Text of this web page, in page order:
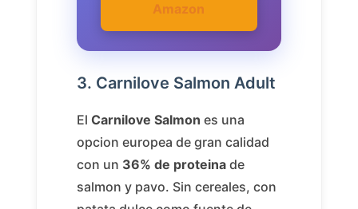
Amazon
3. Carnilove Salmon Adult
El Carnilove Salmon es una
opcion europea de gran calidad
con un 36% de proteinade
salmon y pavo. Sin cereales, con